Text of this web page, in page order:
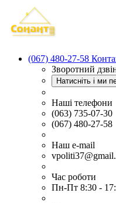
(067) 480-27-58
Зворотний
Натисніть і ми
Наші телефони
(063) 735-07-30
(067) 480-27-58
Наш e-mail
Час роботи
Пн-Пт 8:30 -